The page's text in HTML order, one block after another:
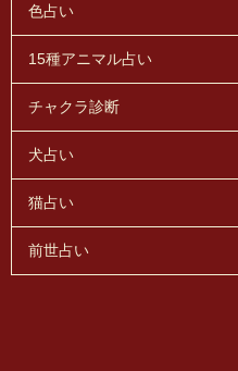
色占い
15種アニマル占い
チャクラ診断
犬占い
猫占い
前世占い